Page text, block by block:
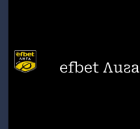
efbet Лига